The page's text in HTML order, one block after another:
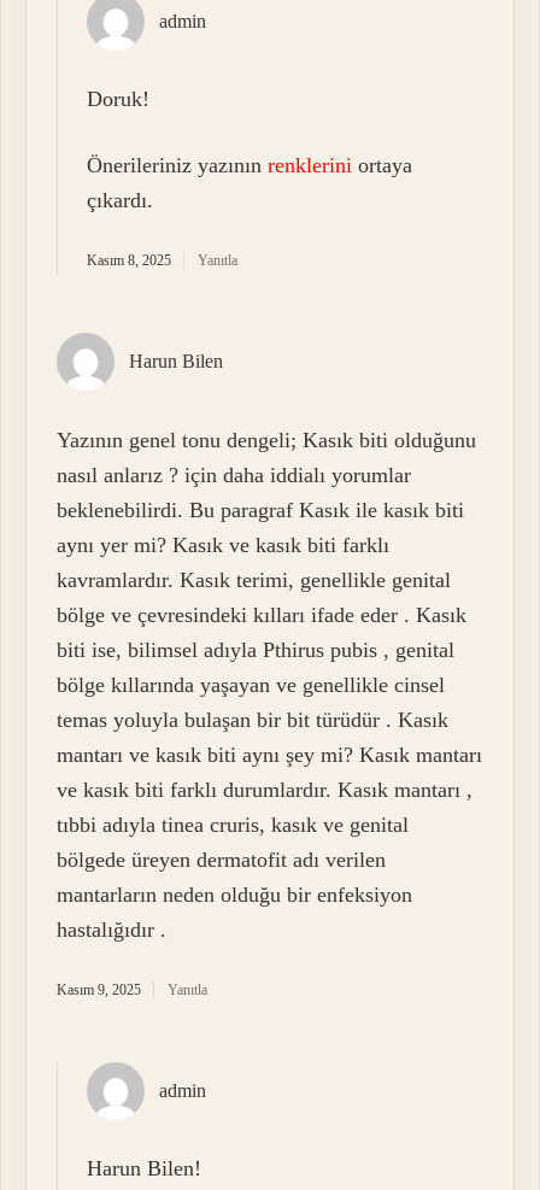
admin
Doruk!
Önerileriniz yazınınrenklerini ortaya
çıkardı.
Kasım 8, 2025 Yanıtla
Harun Bilen
Yazının genel tonu dengeli; Kasık biti olduğunu
nasıl anlarız ? için daha iddialı yorumlar
beklenebilirdi. Bu paragraf Kasık ile kasık biti
aynı yer mi? Kasık ve kasık biti farklı
kavramlardır. Kasık terimi, genellikle genital
bölge ve çevresindeki kılları ifade eder . Kasık
biti ise, bilimsel adıyla Pthirus pubis , genital
bölge kıllarında yaşayan ve genellikle cinsel
temas yoluyla bulaşan bir bit türüdür . Kasık
mantarı ve kasık biti aynı şey mi? Kasık mantarı
ve kasık biti farklı durumlardır. Kasık mantarı ,
tıbbi adıyla tinea cruris, kasık ve genital
bölgede üreyen dermatofit adı verilen
mantarların neden olduğu bir enfeksiyon
hastalığıdır .
Kasım 9, 2025 Yanıtla
admin
Harun Bilen!